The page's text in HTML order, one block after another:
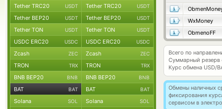
WxMoney
ObmenoFF
Всего по
Суммарный резерв
Курс обмена USD/
Обмены наличных
фиксирования
сервисом в
Tether TRC20 USDT Tether TRC20 USDT
Tether BEP20 USDT Tether BEP20 USDT
Tether TON USDT Tether TON USDT
USDC ERC20 USDC USDC ERC20 USDC
Zcash ZEC Zcash ZEC
TRON TRX TRON TRX
BNB BEP20 BNB BNB BEP20 BNB
BAT BAT BAT BAT
Solana SOL Solana SOL